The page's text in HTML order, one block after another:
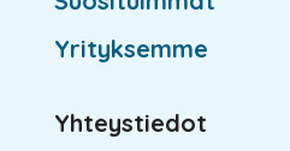
Yrityksemme
Yhteystiedot